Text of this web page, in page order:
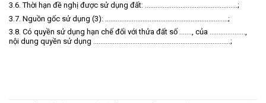
3.6. Thời hạn đề nghị được sử dụng đất: ……………………..……………………..;
3.7. Nguồn gốc sử dụng (3): ……………………………………………………………;
3.8. Có quyền sử dụng hạn chế đối với thửa đất số ……., của ………………..,
nội dung quyền sử dụng …………………………………………………………………..;